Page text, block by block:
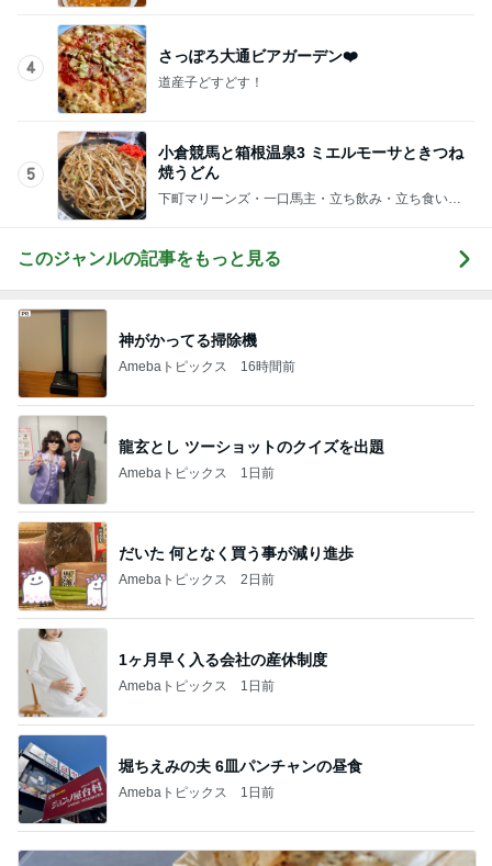
4
さっぽろ大通ビアガーデン❤️
道産子どすどす！
5
小倉競馬と箱根温泉3 ミエルモーサときつね
焼うどん
下町マリーンズ・一口馬主・立ち飲み・立ち食いそ
このジャンルの記事をもっと見る
神がかってる掃除機
Amebaトピックス 16時間前
龍玄とし ツーショットのクイズを出題
Amebaトピックス 1日前
だいた 何となく買う事が減り進歩
Amebaトピックス 2日前
1ヶ月早く入る会社の産休制度
Amebaトピックス 1日前
堀ちえみの夫 6皿パンチャンの昼食
Amebaトピックス 1日前